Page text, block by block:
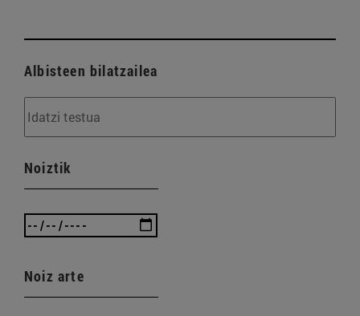
Albisteen bilatzailea
Noiztik
Noiz arte